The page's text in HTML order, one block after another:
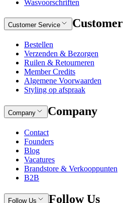
Wasvoorschriften
Customer Service
Bestellen
Verzenden & Bezorgen
Ruilen & Retourneren
Member Credits
Algemene Voorwaarden
Styling op afspraak
Company Company
Contact
Founders
Blog
Vacatures
Brandstore & Verkooppunten
B2B
Follow Us Follow Us